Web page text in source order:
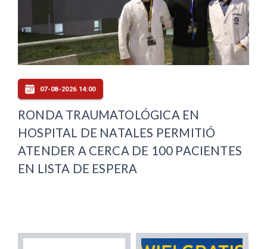
07-08-2026 14:00
RONDA TRAUMATOLÓGICA EN
HOSPITAL DE NATALES PERMITIÓ
ATENDER A CERCA DE 100 PACIENTES
EN LISTA DE ESPERA